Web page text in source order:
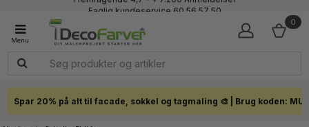
Faglig kundeservice 60 56 57 50
Click & Collect i hele landet
0
Spar 20% på alt til facade, sokkel og tagmaling 🎨 | Brug koden: